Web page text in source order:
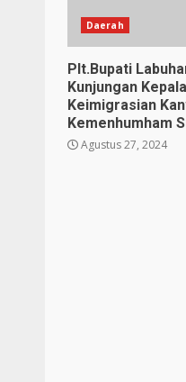
Daerah
Plt.Bupati
Kunjungan
Keimigrasian
Kemenhumham
Agustus 27, 2024